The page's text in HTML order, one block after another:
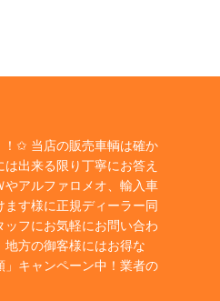
✩ 当店の販売車輌は確か
出来る限り丁寧にお答え
アルファロメオ、輸入車
す様に正規ディーラー同
フにお気軽にお問い合わ
方の御客様にはお得な
」キャンペーン中！業者の